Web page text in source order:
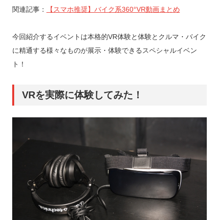
関連記事：
【スマホ推奨】バイク系360°VR動画まとめ
今回紹介するイベントは本格的VR体験と体験とクルマ・バイク
に精通する様々なものが展示・体験できるスペシャルイベン
ト！
VRを実際に体験してみた！